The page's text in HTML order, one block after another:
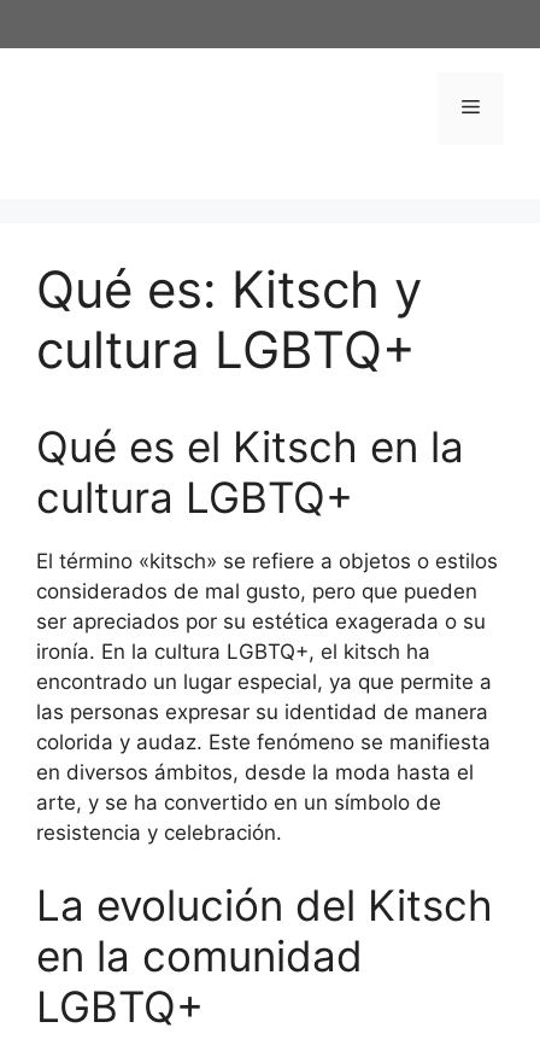
al
Menú
Qué es: Kitsch y
cultura LGBTQ+
Qué es el Kitsch en la
cultura LGBTQ+
El término «kitsch» se refiere a objetos o estilos
considerados de mal gusto, pero que pueden
ser apreciados por su estética exagerada o su
ironía. En la cultura LGBTQ+, el kitsch ha
encontrado un lugar especial, ya que permite a
las personas expresar su identidad de manera
colorida y audaz. Este fenómeno se manifiesta
en diversos ámbitos, desde la moda hasta el
arte, y se ha convertido en un símbolo de
resistencia y celebración.
La evolución del Kitsch
en la comunidad
LGBTQ+